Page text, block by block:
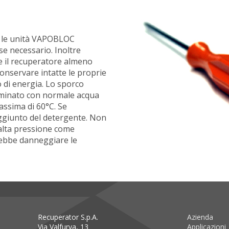
unità VAPOBLOC
necessario. Inoltre
il recuperatore almeno
intatte le proprie
energia. Lo sporco
con normale acqua
di 60°C. Se
del detergente. Non
pressione come
danneggiare le
Recuperator S.p.A.
Via Valfurva, 13
Azienda
Applicazioni